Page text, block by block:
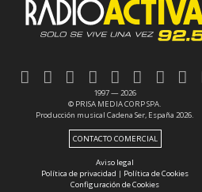
1997 — 2026
© PRISA MEDIA CORP SPA.
Producción musical Cadena Ser, España 2026.
CONTACTO COMERCIAL
Aviso legal
Política de privacidad | Política de Cookies
Configuración de Cookies